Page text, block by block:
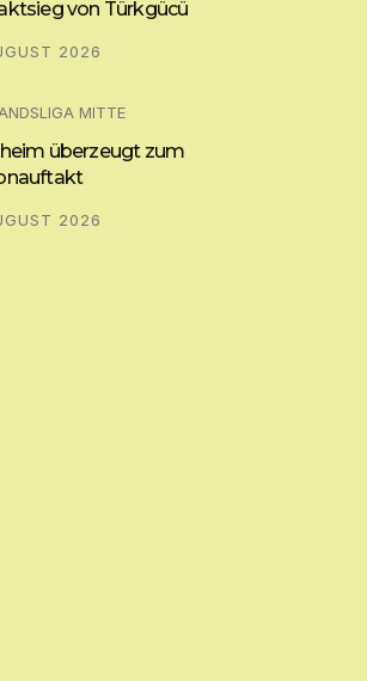
von Türkgücü
2026
MITTE
überzeugt zum
2026